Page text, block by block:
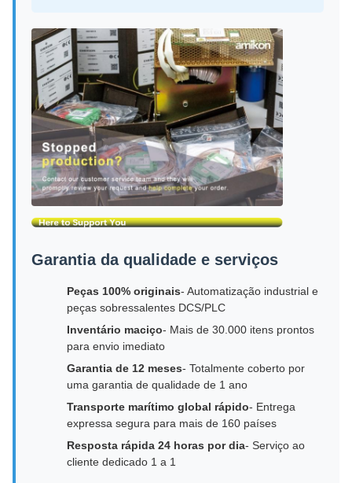
Garantia da qualidade e serviços
Peças 100% originais- Automatização industrial e
peças sobressalentes DCS/PLC
Inventário maciço- Mais de 30.000 itens prontos
para envio imediato
Garantia de 12 meses- Totalmente coberto por
uma garantia de qualidade de 1 ano
Transporte marítimo global rápido- Entrega
expressa segura para mais de 160 países
Resposta rápida 24 horas por dia- Serviço ao
cliente dedicado 1 a 1